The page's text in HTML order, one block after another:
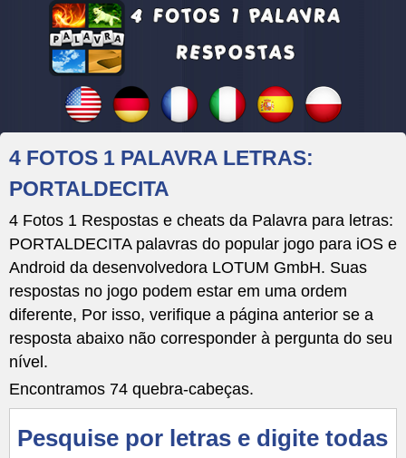
4 FOTOS 1 PALAVRA LETRAS:
PORTALDECITA
4 Fotos 1 Respostas e cheats da Palavra para letras:
PORTALDECITA palavras do popular jogo para iOS e
Android da desenvolvedora LOTUM GmbH. Suas
respostas no jogo podem estar em uma ordem
diferente, Por isso, verifique a página anterior se a
resposta abaixo não corresponder à pergunta do seu
nível.
Encontramos 74 quebra-cabeças.
Pesquise por letras e digite todas